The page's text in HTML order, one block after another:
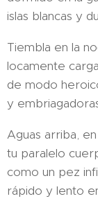
islas blancas y
Tiembla en la
locamente
de modo
y
Aguas arriba,
tu paralelo
como un pez
rápido y lento